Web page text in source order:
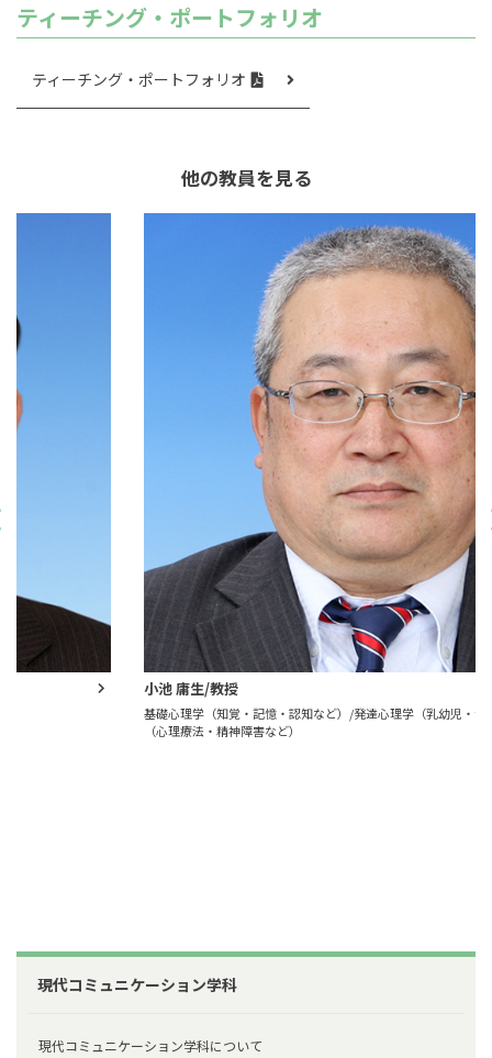
ティーチング・ポートフォリオ
ティーチング・ポートフォリオ
他の教員を見る
小池 庸生/教授
基礎心理学（知覚・記憶・認知など）/発達心理学（乳幼児・青年など）/臨床心理学
（心理療法・精神障害など）
現代コミュニケーション学科
現代コミュニケーション学科について